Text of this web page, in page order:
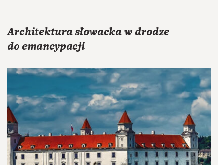
Architektura słowacka w drodze
do emancypacji